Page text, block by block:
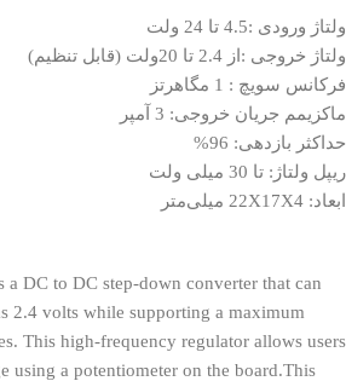
ولتاژ ورودی :4.5 تا 24 ولت
ولتاژ خروجی :از 2.4 تا 20ولت (قابل تنظیم)
فرکانس سویچ : 1 مگاهرتز
ماکزیمم جریان خروجی: 3 آمپر
حداکثر بازدهی: 96%
ریپل ولتاژ: تا 30 میلی‌ ولت
ابعاد: 22X17X4 میلی‌متر
a DC to DC step-down converter that can
2.4 volts while supporting a maximum
This high-frequency regulator allows users
using a potentiometer on the board.This